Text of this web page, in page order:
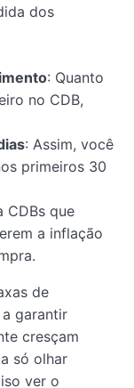
dos
: Quanto
no CDB,
: Assim, você
primeiros 30
CDBs que
a inflação
de
garantir
cresçam
só olhar
ver o